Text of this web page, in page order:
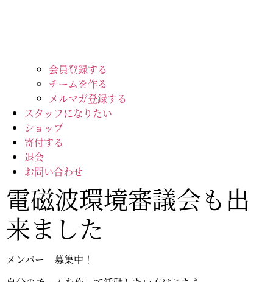
会員登録する
チームを作る
メルマガ登録する
スタッフになりたい
ショップ
寄付する
退会
お問い合わせ
電磁波環境審議会も出
来ました
メンバー 募集中！